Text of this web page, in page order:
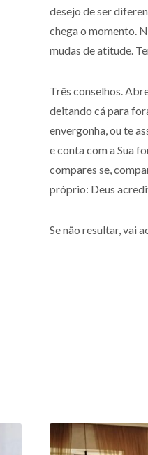
desejo de ser
chega o momento.
mudas de atitude.
Três conselhos.
deitando cá para
envergonha, ou te
e conta com a Sua
compares se,
próprio: Deus
Se não resultar, vai